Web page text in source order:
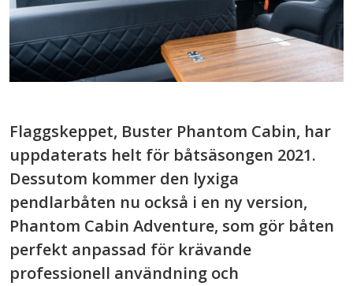
Flaggskeppet, Buster Phantom Cabin, har
uppdaterats helt för båtsäsongen 2021.
Dessutom kommer den lyxiga
pendlarbåten nu också i en ny version,
Phantom Cabin Adventure, som gör båten
perfekt anpassad för krävande
professionell användning och